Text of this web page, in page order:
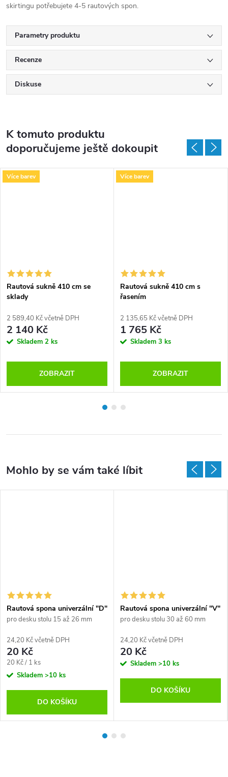
skirtingu potřebujete 4-5 rautových spon.
Parametry produktu
Recenze
Diskuse
K tomuto produktu
doporučujeme ještě dokoupit
Více barev
Rautová sukně 410 cm se
sklady
2 589,40 Kč včetně DPH
2 140 Kč
Skladem 2 ks
ZOBRAZIT
Více barev
Rautová sukně 410 cm s
řasením
2 135,65 Kč včetně DPH
1 765 Kč
Skladem 3 ks
ZOBRAZIT
Rautová spona univerzální "D"
pro desku stolu 15 až 26 mm
24,20 Kč včetně DPH
20 Kč
Měrná
cena:
20 Kč / 1 ks
Skladem >10 ks
DO KOŠÍKU
Rautová spona univerzální "V"
pro desku stolu 30 až 60 mm
24,20 Kč včetně DPH
20 Kč
Skladem >10 ks
DO KOŠÍKU